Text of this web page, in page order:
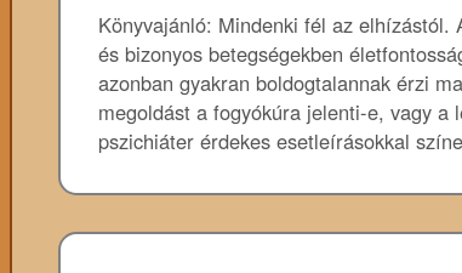
Könyvajánló: Mindenki fél az elhízástól.
és bizonyos betegségekben
azonban gyakran boldogtalannak érzi
megoldást a fogyókúra jelenti-e, vagy
pszichiáter érdekes esetleírásokkal